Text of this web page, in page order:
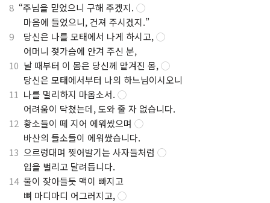
8 “주님을 믿었으니 구해 주겠지. ◯
마음에 들었으니, 건져 주시겠지.”
9 당신은 나를 모태에서 나게 하시고,◯
어머니 젖가슴에 안겨 주신 분,
10 날 때부터 이 몸은 당신께 맡겨진 몸,◯
당신은 모태에서부터 나의 하느님이시오니
11 나를 멀리하지 마옵소서. ◯
어려움이 닥쳤는데, 도와 줄 자 없습니다.
12 황소들이 떼 지어 에워쌌으며 ◯
바산의 들소들이 에워쌌습니다.
13 으르렁대며 찢어발기는 사자들처럼 ◯
입을 벌리고 달려듭니다.
14물이 잦아들듯 맥이 빠지고
뼈 마디마디 어그러지고,◯